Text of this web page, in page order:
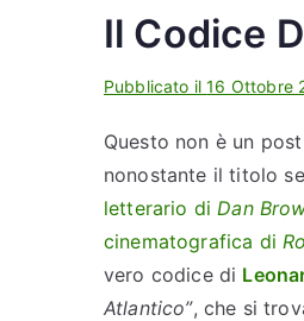
Il Codice
Pubblicato il16 Ottobre
Questo non è un
nonostante il titolo
letterario diDan
cinematografica di
vero codice di
Atlantico”, che si